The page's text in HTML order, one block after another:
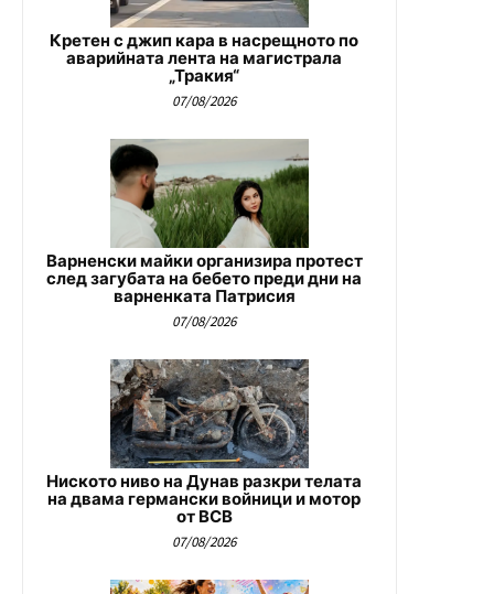
Кретен с джип кара в насрещното по
аварийната лента на магистрала
„Тракия“
07/08/2026
Варненски майки организира протест
след загубата на бебето преди дни на
варненката Патрисия
07/08/2026
Ниското ниво на Дунав разкри телата
на двама германски войници и мотор
от ВСВ
07/08/2026